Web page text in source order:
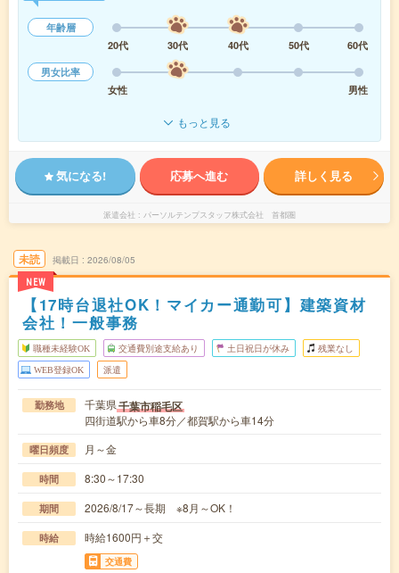
年齢層
20代
30代 40代 50代
60代
男女比率
女性
男性
もっと見る
気になる! 応募へ進む 詳しく見る
派遣会社 パーソルテンプスタッフ株式会社 首都圏
未読
NEW
掲載日 2026/08/05
【17時台退社OK！マイカー通勤可】建築資材
会社！一般事務
職種未経験OK 交通費別途支給あり 土日祝日が休み 残業なし
WEB登録OK 派遣
勤務地 千葉県千葉市稲毛区
四街道駅から車8分／都賀駅から車14分
曜日頻度 月～金
時間 8:30～17:30
期間 2026/8/17～長期 ※8月～OK！
時給 時給1600円＋交
交通費